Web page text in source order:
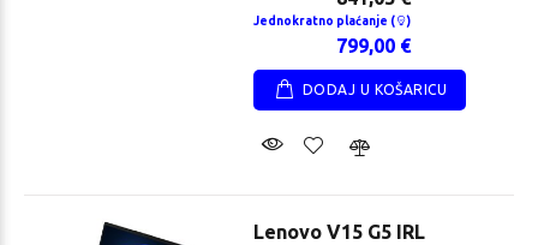
Jednokratno plaćanje ( )
799,00 €
DODAJ U KOŠARICU
Lenovo V15 G5 IRL